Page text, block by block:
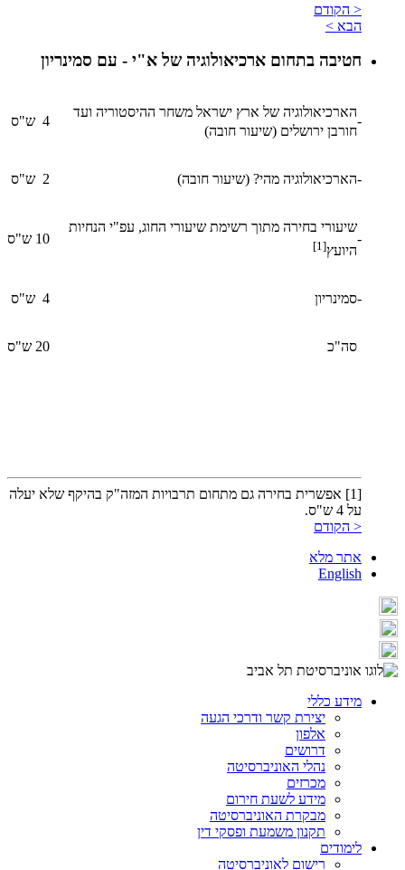
< הקודם
הבא >
חטיבה בתחום ארכיאולוגיה של א"י - עם סמינריון
-
הארכיאולוגיה של ארץ ישראל משחר ההיסטוריה ועד
חורבן ירושלים (שיעור חובה)
4 ש"ס
-הארכיאולוגיה מהי? (שיעור חובה) 2 ש"ס
-
שיעורי בחירה מתוך רשימת שיעורי החוג, עפ"י הנחיות
היועץ[1] 10 ש"ס
-סמינריון 4 ש"ס
סה"כ 20 ש"ס
[1] אפשרית בחירה גם מתחום תרבויות המזה"ק בהיקף שלא יעלה
על 4 ש"ס.
< הקודם
אתר מלא
English
מידע כללי
יצירת קשר ודרכי הגעה
אלפון
דרושים
נהלי האוניברסיטה
מכרזים
מידע לשעת חירום
מבקרת האוניברסיטה
תקנון משמעת ופסקי דין
לימודים
רישום לאוניברסיטה